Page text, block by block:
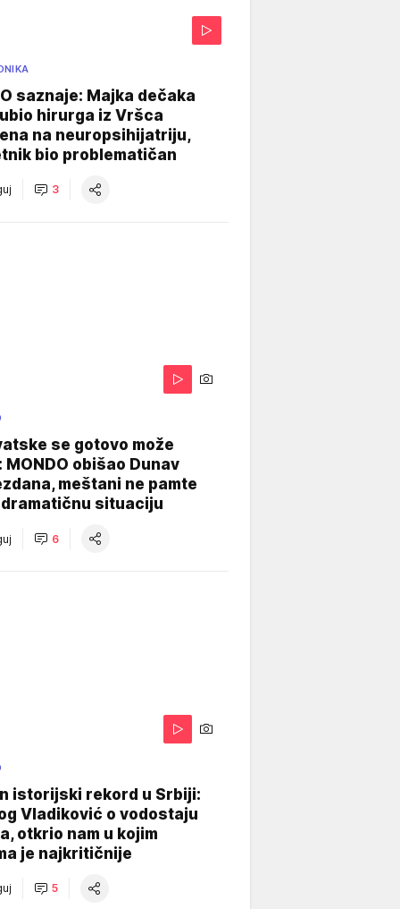
saznaje: Majka dečaka
hirurga iz Vršca
na neuropsihijatriju,
bio problematičan
3
se gotovo može
MONDO obišao Dunav
meštani ne pamte
situaciju
6
istorijski rekord u Srbiji:
Vladiković o vodostaju
otkrio nam u kojim
je najkritičnije
5